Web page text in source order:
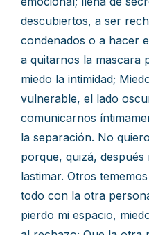
descubiertos, a ser
condenados o a hacer
a quitarnos la mascara
miedo la intimidad;
vulnerable, el lado
comunicarnos
la separación. No
porque, quizá, después
lastimar. Otros
todo con la otra
pierdo mi espacio,